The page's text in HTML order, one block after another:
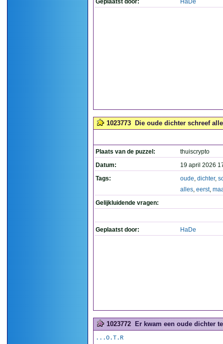
Geplaatst door: HaDe
1023773 Die oude dichter schreef
Plaats van de puzzel:
thuiscrypto
Datum:
19 april 2026
Tags:
oude, dichter,
alles, eerst,
Gelijkluidende vragen:
Geplaatst door: HaDe
1023772 Er kwam een oude dichter
...O.T.R